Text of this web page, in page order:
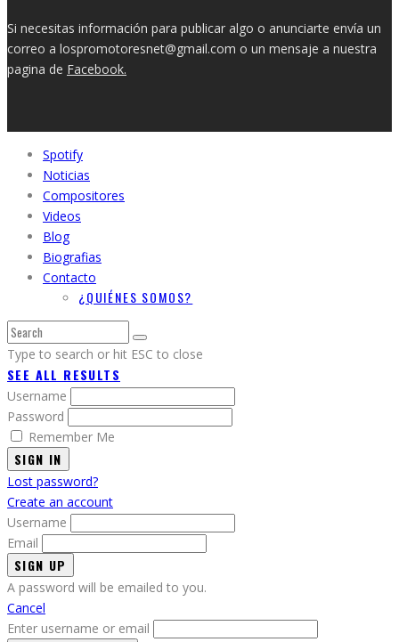
Si necesitas información para publicar algo o anunciarte envía un
correo a lospromotoresnet@gmail.com o un mensaje a nuestra
pagina de Facebook.
Spotify
Noticias
Compositores
Videos
Blog
Biografias
Contacto
¿QUIÉNES SOMOS?
Type to search or hit ESC to close
SEE ALL RESULTS
Username
Password
Remember Me
SIGN IN
Lost password?
Create an account
Username
Email
A password will be emailed to you.
Cancel
Enter username or email